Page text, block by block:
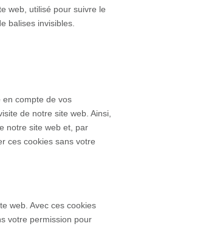
web, utilisé pour suivre le
balises invisibles.
compte de vos
de notre site web. Ainsi,
notre site web et, par
ces cookies sans votre
web. Avec ces cookies
votre permission pour